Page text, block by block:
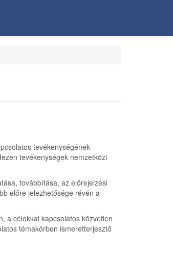
tevékenységének
tevékenységek nemzetközi
továbbítása, az előrejelzési
előre jelezhetősége révén a
a célokkal kapcsolatos közvetlen
témakörben ismeretterjesztő